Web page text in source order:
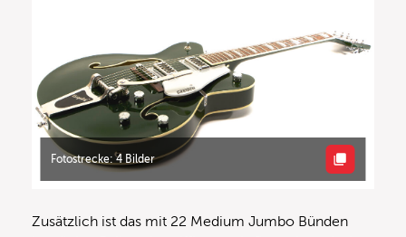
Fotostrecke: 4 Bilder
Zusätzlich ist das mit 22 Medium Jumbo Bünden